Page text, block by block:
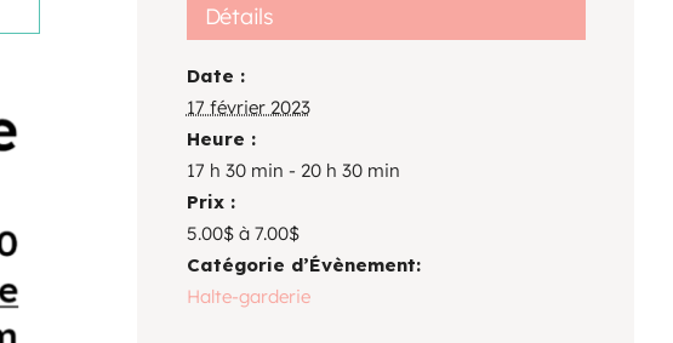
Découvrez notre
programmation
Des Heures De Plaisirs!
Voir le calendrier
Détails
Date :
17 février 2023
Heure :
17 h 30 min - 20 h 30 min
Prix :
5.00$ à 7.00$
Catégorie d’Évènement:
Halte-garderie